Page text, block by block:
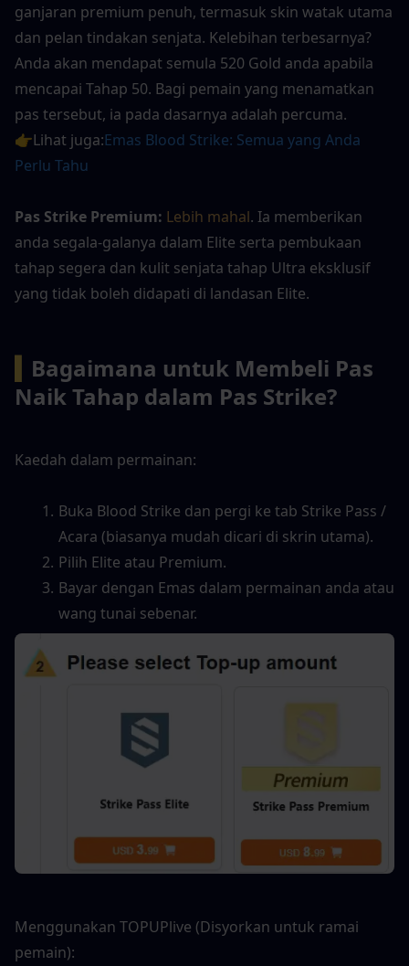
ganjaran premium penuh, termasuk skin watak utama
dan pelan tindakan senjata. Kelebihan terbesarnya?
Anda akan mendapat semula 520 Gold anda apabila
mencapai Tahap 50. Bagi pemain yang menamatkan
pas tersebut, ia pada dasarnya adalah percuma.
👉Lihat juga:Emas Blood Strike: Semua yang Anda
Perlu Tahu
Pas Strike Premium: Lebih mahal. Ia memberikan
anda segala-galanya dalam Elite serta pembukaan
tahap segera dan kulit senjata tahap Ultra eksklusif
yang tidak boleh didapati di landasan Elite.
Bagaimana untuk Membeli Pas
Naik Tahap dalam Pas Strike?
Kaedah dalam permainan:
Buka Blood Strike dan pergi ke tab Strike Pass /
Acara (biasanya mudah dicari di skrin utama).
Pilih Elite atau Premium.
Bayar dengan Emas dalam permainan anda atau
wang tunai sebenar.
Menggunakan TOPUPlive (Disyorkan untuk ramai
pemain):